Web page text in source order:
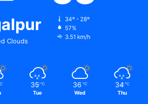
Clouds
34º - 28º
57%
3.51 km/h
35 ℃
Tue
36 ℃
Wed
34 ℃
Thu